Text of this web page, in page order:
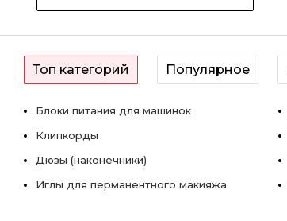
Топ категорий Популярное
Блоки питания для машинок
Клипкорды
Дюзы (наконечники)
Иглы для перманентного макияжа